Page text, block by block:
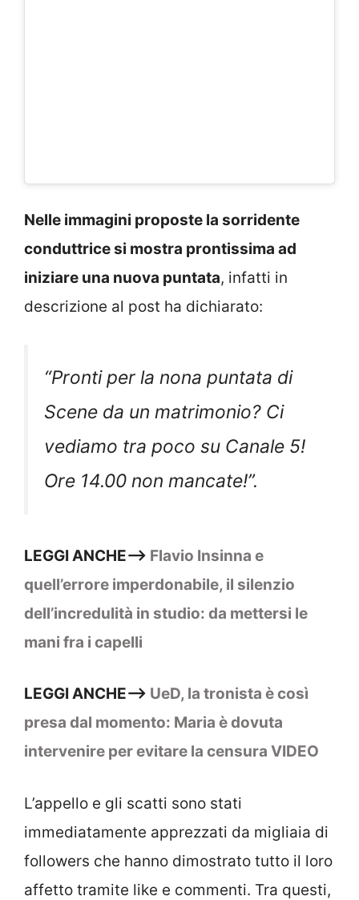
Nelle immagini proposte la sorridente
conduttrice si mostra prontissima ad
iniziare una nuova puntata, infatti in
descrizione al post ha dichiarato:
“Pronti per la nona puntata di
Scene da un matrimonio? Ci
vediamo tra poco su Canale 5!
Ore 14.00 non mancate!”.
LEGGI ANCHE–> Flavio Insinna e
quell’errore imperdonabile, il silenzio
dell’incredulità in studio: da mettersi le
mani fra i capelli
LEGGI ANCHE–> UeD, la tronista è così
presa dal momento: Maria è dovuta
intervenire per evitare la censura VIDEO
L’appello e gli scatti sono stati
immediatamente apprezzati da migliaia di
followers che hanno dimostrato tutto il loro
affetto tramite like e commenti. Tra questi,